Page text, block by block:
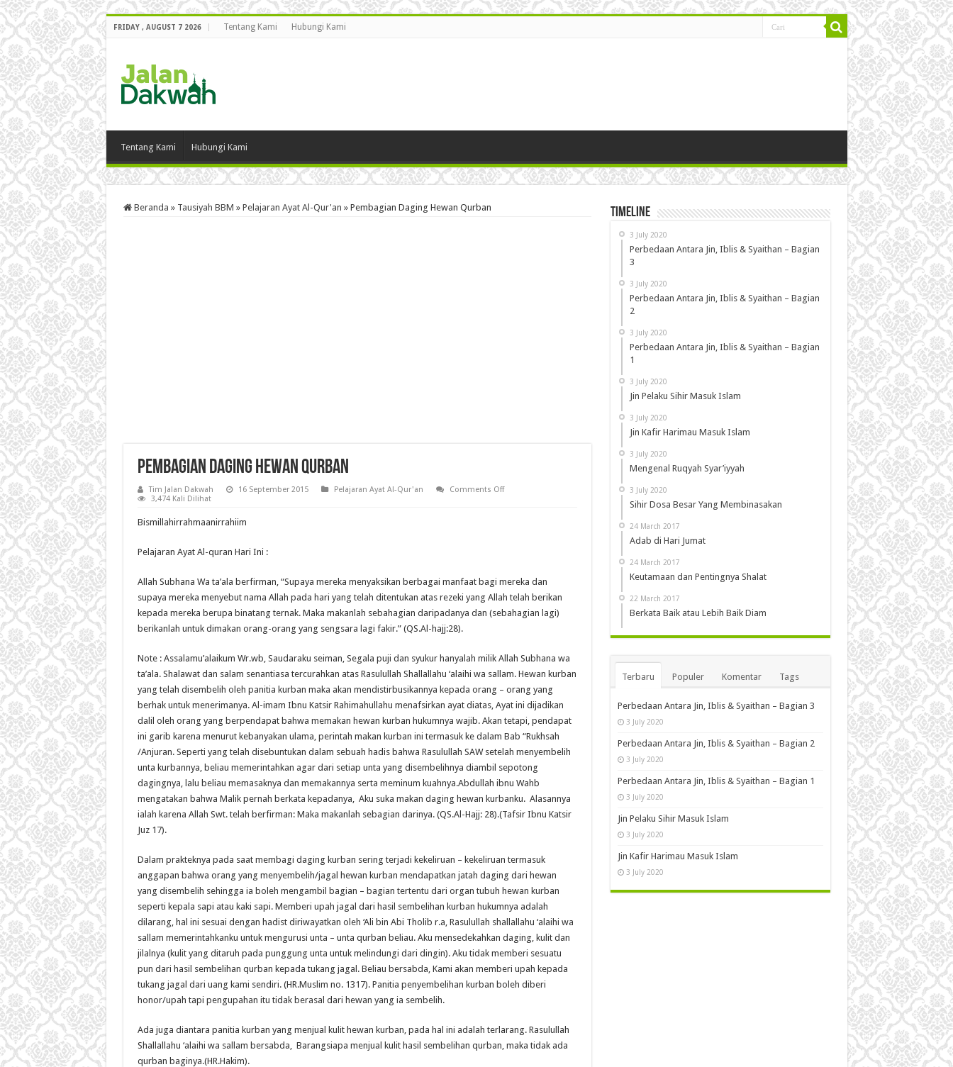
FRIDAY , AUGUST 7 2026 Tentang Kami Hubungi Kami
Tentang Kami Hubungi Kami
Beranda » Tausiyah BBM » Pelajaran Ayat Al-Qur'an » Pembagian Daging Hewan Qurban
Pembagian Daging Hewan Qurban
Tim Jalan Dakwah 16 September 2015 Pelajaran Ayat Al-Qur'an Comments Offon
3,474 Kali Dilihat
Bismillahirrahmaanirrahiim
Pelajaran Ayat Al-quran Hari Ini :
Allah Subhana Wa ta’ala berfirman, “Supaya mereka menyaksikan berbagai manfaat bagi mereka dan
supaya mereka menyebut nama Allah pada hari yang telah ditentukan atas rezeki yang Allah telah berikan
kepada mereka berupa binatang ternak. Maka makanlah sebahagian daripadanya dan (sebahagian lagi)
berikanlah untuk dimakan orang-orang yang sengsara lagi fakir.” (QS.Al-hajj:28).
Note : Assalamu’alaikum Wr.wb, Saudaraku seiman, Segala puji dan syukur hanyalah milik Allah Subhana wa
ta’ala. Shalawat dan salam senantiasa tercurahkan atas Rasulullah Shallallahu ‘alaihi wa sallam. Hewan kurban
yang telah disembelih oleh panitia kurban maka akan mendistirbusikannya kepada orang – orang yang
berhak untuk menerimanya. Al-imam Ibnu Katsir Rahimahullahu menafsirkan ayat diatas, Ayat ini dijadikan
dalil oleh orang yang berpendapat bahwa memakan hewan kurban hukumnya wajib. Akan tetapi, pendapat
ini garib karena menurut kebanyakan ulama, perintah makan kurban ini termasuk ke dalam Bab “Rukhsah
/Anjuran. Seperti yang telah disebuntukan dalam sebuah hadis bahwa Rasulullah SAW setelah menyembelih
unta kurbannya, beliau memerintahkan agar dari setiap unta yang disembelihnya diambil sepotong
dagingnya, lalu beliau memasaknya dan memakannya serta meminum kuahnya.Abdullah ibnu Wahb
mengatakan bahwa Malik pernah berkata kepadanya, Aku suka makan daging hewan kurbanku. Alasannya
ialah karena Allah Swt. telah berfirman: Maka makanlah sebagian darinya. (QS.Al-Hajj: 28).(Tafsir Ibnu Katsir
Juz 17).
Dalam prakteknya pada saat membagi daging kurban sering terjadi kekeliruan – kekeliruan termasuk
anggapan bahwa orang yang menyembelih/jagal hewan kurban mendapatkan jatah daging dari hewan
yang disembelih sehingga ia boleh mengambil bagian – bagian tertentu dari organ tubuh hewan kurban
seperti kepala sapi atau kaki sapi. Memberi upah jagal dari hasil sembelihan kurban hukumnya adalah
dilarang, hal ini sesuai dengan hadist diriwayatkan oleh ‘Ali bin Abi Tholib r.a, Rasulullah shallallahu ‘alaihi wa
sallam memerintahkanku untuk mengurusi unta – unta qurban beliau. Aku mensedekahkan daging, kulit dan
jilalnya (kulit yang ditaruh pada punggung unta untuk melindungi dari dingin). Aku tidak memberi sesuatu
pun dari hasil sembelihan qurban kepada tukang jagal. Beliau bersabda, Kami akan memberi upah kepada
tukang jagal dari uang kami sendiri. (HR.Muslim no. 1317). Panitia penyembelihan kurban boleh diberi
honor/upah tapi pengupahan itu tidak berasal dari hewan yang ia sembelih.
Ada juga diantara panitia kurban yang menjual kulit hewan kurban, pada hal ini adalah terlarang. Rasulullah
Shallallahu ‘alaihi wa sallam bersabda, Barangsiapa menjual kulit hasil sembelihan qurban, maka tidak ada
qurban baginya.(HR.Hakim).
Timeline
3 July 2020
Perbedaan Antara Jin, Iblis & Syaithan – Bagian
3
3 July 2020
Perbedaan Antara Jin, Iblis & Syaithan – Bagian
2
3 July 2020
Perbedaan Antara Jin, Iblis & Syaithan – Bagian
1
3 July 2020
Jin Pelaku Sihir Masuk Islam
3 July 2020
Jin Kafir Harimau Masuk Islam
3 July 2020
Mengenal Ruqyah Syar’iyyah
3 July 2020
Sihir Dosa Besar Yang Membinasakan
24 March 2017
Adab di Hari Jumat
24 March 2017
Keutamaan dan Pentingnya Shalat
22 March 2017
Berkata Baik atau Lebih Baik Diam
Terbaru Populer Komentar Tags
Perbedaan Antara Jin, Iblis & Syaithan – Bagian 3
3 July 2020
Perbedaan Antara Jin, Iblis & Syaithan – Bagian 2
3 July 2020
Perbedaan Antara Jin, Iblis & Syaithan – Bagian 1
3 July 2020
Jin Pelaku Sihir Masuk Islam
3 July 2020
Jin Kafir Harimau Masuk Islam
3 July 2020